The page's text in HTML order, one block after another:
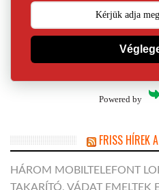
Powered by
FRISS HÍREK
HÁROM MOBILTELEFONT
TAKARÍTÓ, VÁDAT EMELTEK